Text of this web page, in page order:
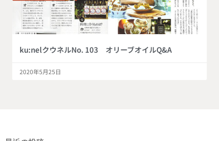
ku:nelクウネルNo. 103 オリーブオイルQ&A
2020年5月25日